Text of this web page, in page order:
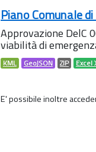
Piano Comunale
Approvazione DelC
viabilità di
KML GeoJSON ZIP Excel
E' possibile inoltre